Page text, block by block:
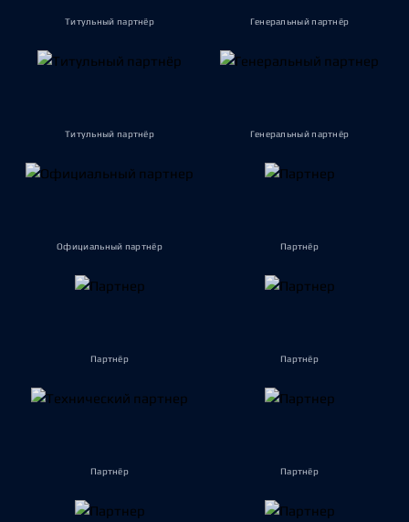
Титульный партнёр Генеральный партнёр
Титульный партнёр Генеральный партнёр
Официальный партнёр Партнёр
Партнёр Партнёр
Партнёр Партнёр